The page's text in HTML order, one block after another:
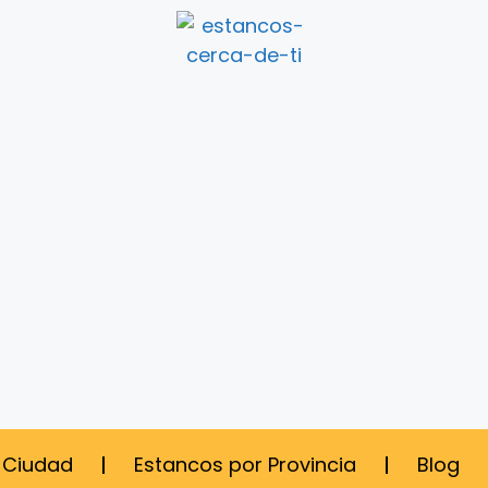
Estancos por Provincia Blog